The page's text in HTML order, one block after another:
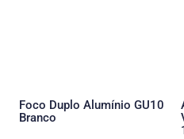
Foco Duplo Alumínio GU10
Branco